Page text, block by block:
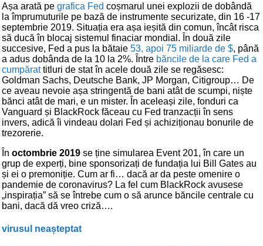
Așa arată pe grafica Fed coșmarul unei explozii de dobândă
la împrumuturile pe bază de instrumente securizate, din 16 -17
septembrie 2019. Situația era așa ieșită din comun, încât risca
să ducă în blocaj sistemul finaciar mondial. În două zile
succesive, Fed a pus la bătaie 53, apoi 75 miliarde de $, până
a adus dobânda de la 10 la 2%. Între băncile de la care Fed a
cumpărattitluri de stat în acele două zile se regăsesc:
Goldman Sachs, Deutsche Bank, JP Morgan, Citigroup… De
ce aveau nevoie așa stringentă de bani atât de scumpi, niște
bănci atât de mari, e un mister. În aceleași zile, fonduri ca
Vanguard și BlackRock făceau cu Fed tranzacții în sens
invers, adică îi vindeau dolari Fed și achiziționau bonurile de
trezorerie.
În octombrie 2019 se ține simularea Event 201, în care un
grup de experți, bine sponsorizați de fundația lui Bill Gates au
și ei o premoniție. Cum ar fi… dacă ar da peste omenire o
pandemie de coronavirus? La fel cum BlackRock avusese
„inspirația” să se întrebe cum o să arunce băncile centrale cu
bani, dacă dă vreo criză….
virusul neașteptat